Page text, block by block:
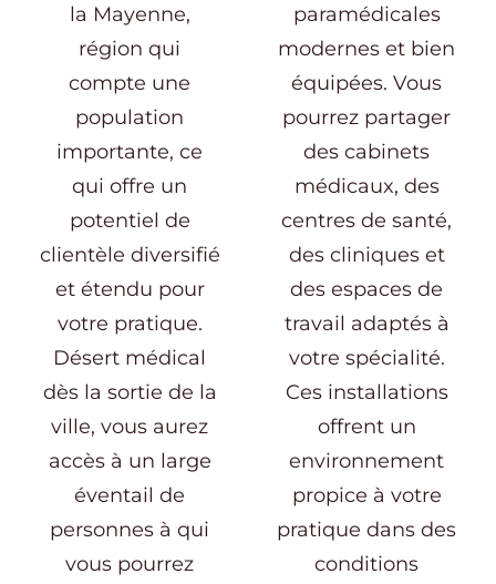
la Mayenne,
région qui
compte une
population
importante, ce
qui offre un
potentiel de
clientèle diversifié
et étendu pour
votre pratique.
Désert médical
dès la sortie de la
ville, vous aurez
accès à un large
éventail de
personnes à qui
vous pourrez
paramédicales
modernes et bien
équipées. Vous
pourrez partager
des cabinets
médicaux, des
centres de santé,
des cliniques et
des espaces de
travail adaptés à
votre spécialité.
Ces installations
offrent un
environnement
propice à votre
pratique dans des
conditions